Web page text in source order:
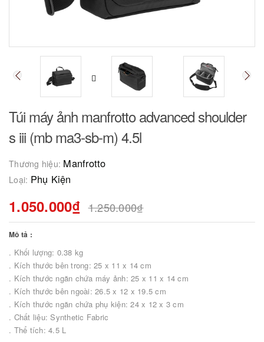
Túi máy ảnh manfrotto advanced shoulder
s iii (mb ma3-sb-m) 4.5l
Thương hiệu: Manfrotto
Loại: Phụ Kiện
1.050.000₫ 1.250.000₫
Mô tả :
. Khối lượng: 0.38 kg
. Kích thước bên trong: 25 x 11 x 14 cm
. Kích thước ngăn chứa máy ảnh: 25 x 11 x 14 cm
. Kích thước bên ngoài: 26.5 x 12 x 19.5 cm
. Kích thước ngăn chứa phụ kiện: 24 x 12 x 3 cm
. Chất liệu: Synthetic Fabric
. Thể tích: 4.5 L